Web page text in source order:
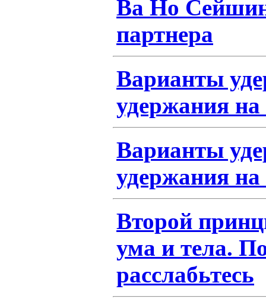
Ва Но
партнера
Варианты
удержания
Варианты
удержания
Второй
ума и тела.
расслабьтесь